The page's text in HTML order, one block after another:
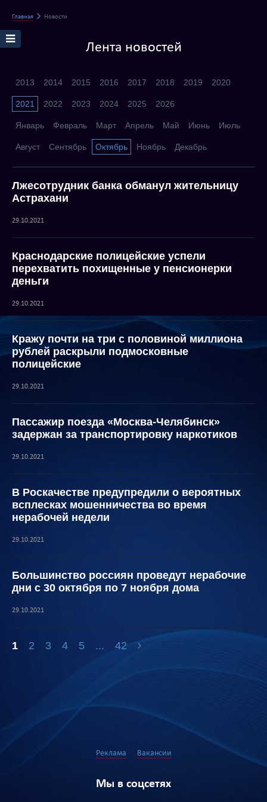
Главная Новости
Лента новостей
2013 2014 2015 2016 2017 2018 2019 2020
2021 2022 2023 2024 2025 2026
Январь Февраль Март Апрель Май Июнь Июль
Август Сентябрь Октябрь Ноябрь Декабрь
Лжесотрудник банка обманул жительницу
Астрахани
29.10.2021
Краснодарские полицейские успели
перехватить похищенные у пенсионерки
деньги
29.10.2021
Кражу почти на три с половиной миллиона
рублей раскрыли подмосковные
полицейские
29.10.2021
Пассажир поезда «Москва-Челябинск»
задержан за транспортировку наркотиков
29.10.2021
В Роскачестве предупредили о вероятных
всплесках мошенничества во время
нерабочей недели
29.10.2021
Большинство россиян проведут нерабочие
дни с 30 октября по 7 ноября дома
29.10.2021
1 2 3 4 5 ... 42
Реклама Вакансии
Мы в соцсетях